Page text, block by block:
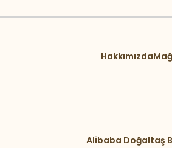
Hakkımızda
Alibaba Doğaltaş